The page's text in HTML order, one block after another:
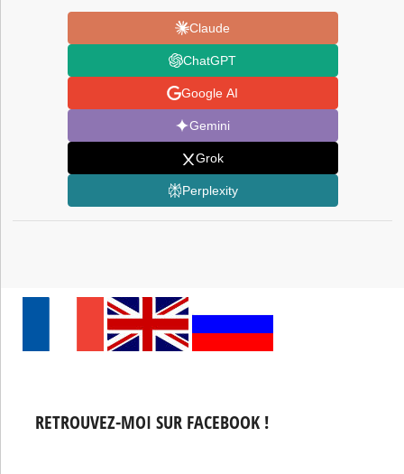
Claude
ChatGPT
Google AI
Gemini
Grok
Perplexity
RETROUVEZ-MOI SUR FACEBOOK !